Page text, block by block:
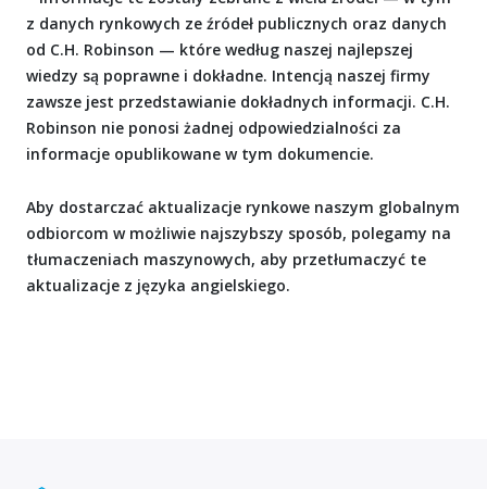
z danych rynkowych ze źródeł publicznych oraz danych
od C.H. Robinson — które według naszej najlepszej
wiedzy są poprawne i dokładne. Intencją naszej firmy
zawsze jest przedstawianie dokładnych informacji. C.H.
Robinson nie ponosi żadnej odpowiedzialności za
informacje opublikowane w tym dokumencie.
Aby dostarczać aktualizacje rynkowe naszym globalnym
odbiorcom w możliwie najszybszy sposób, polegamy na
tłumaczeniach maszynowych, aby przetłumaczyć te
aktualizacje z języka angielskiego.